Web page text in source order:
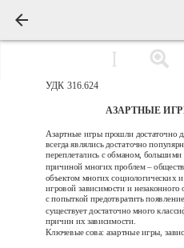
УДК 316.624
АЗАРТНЫЕ
Азартные игры прошли достаточно
всегда являлись достаточно
переплетались с обманом, большими
причиной многих проблем –
объектом многих социологических
игровой зависимости и
с попыткой предотвратить
существует достаточно много
причин их зависимости.
Ключевые сова: азартные игры,